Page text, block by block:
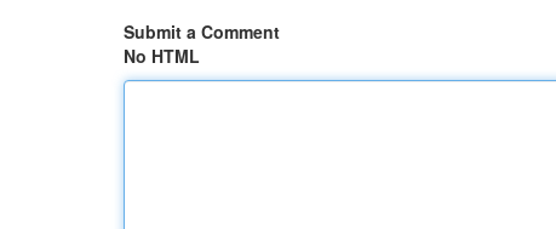
Submit a Comment
No HTML